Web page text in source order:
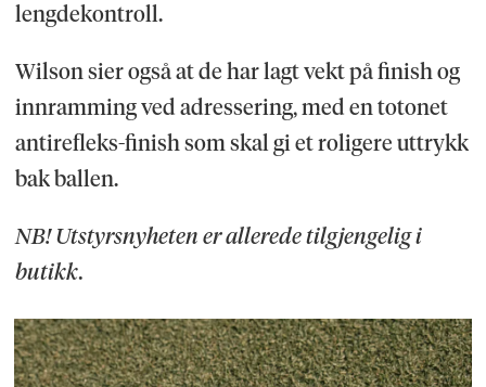
lengdekontroll.
Wilson sier også at de har lagt vekt på finish og
innramming ved adressering, med en totonet
antirefleks-finish som skal gi et roligere uttrykk
bak ballen.
NB! Utstyrsnyheten er allerede tilgjengelig i
butikk.